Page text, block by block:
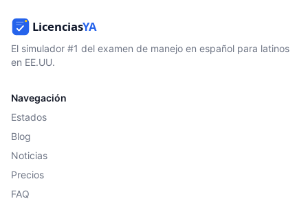
El simulador #1 del examen de manejo en español para latinos
en EE.UU.
Navegación
Estados
Blog
Noticias
Precios
FAQ